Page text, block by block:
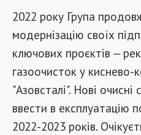
2022 року Група
модернізацію своїх
ключових проєктів —
газоочисток у
"Азовсталі". Нові
ввести в експлуатацію
2022-2023 років.